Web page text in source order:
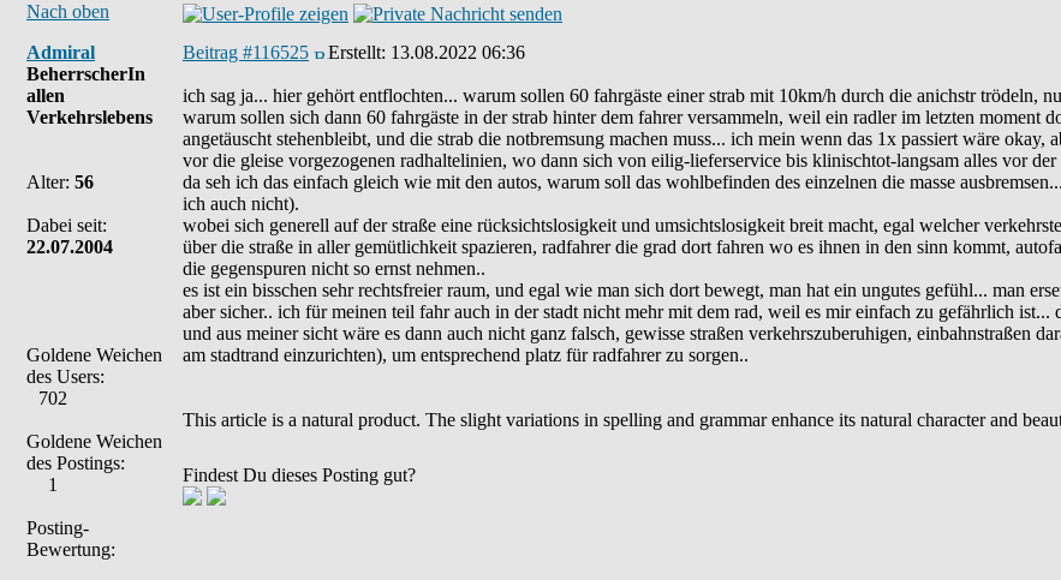
Nach oben
Admiral
BeherrscherIn
allen
Verkehrslebens
Alter: 56
Dabei seit:
22.07.2004
Goldene Weichen
des Users:
702
Goldene Weichen
des Postings:
1
Posting-
Bewertung:
Beitrag #116525 Erstellt: 13.08.2022 06:36
ich sag ja... hier gehört entflochten... warum sollen 60 fahrgäste einer strab mit 10km/h durch die anichstr trödeln,
warum sollen sich dann 60 fahrgäste in der strab hinter dem fahrer versammeln, weil ein radler im letzten moment
angetäuscht stehenbleibt, und die strab die notbremsung machen muss... ich mein wenn das 1x passiert wäre okay,
vor die gleise vorgezogenen radhaltelinien, wo dann sich von eilig-lieferservice bis klinischtot-langsam alles vor der
da seh ich das einfach gleich wie mit den autos, warum soll das wohlbefinden des einzelnen die masse
ich auch nicht).
wobei sich generell auf der straße eine rücksichtslosigkeit und umsichtslosigkeit breit macht, egal welcher
über die straße in aller gemütlichkeit spazieren, radfahrer die grad dort fahren wo es ihnen in den sinn kommt,
die gegenspuren nicht so ernst nehmen..
es ist ein bisschen sehr rechtsfreier raum, und egal wie man sich dort bewegt, man hat ein ungutes gefühl... man
aber sicher.. ich für meinen teil fahr auch in der stadt nicht mehr mit dem rad, weil es mir einfach zu gefährlich ist...
und aus meiner sicht wäre es dann auch nicht ganz falsch, gewisse straßen verkehrszuberuhigen, einbahnstraßen
am stadtrand einzurichten), um entsprechend platz für radfahrer zu sorgen..
This article is a natural product. The slight variations in spelling and grammar enhance its natural character and
Findest Du dieses Posting gut?